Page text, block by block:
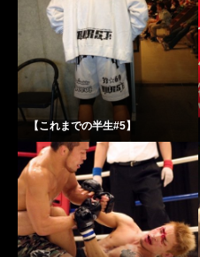
【これまでの半生#5】